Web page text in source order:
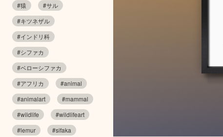
#猿
#サル
#キツネザル
#インドリ科
#シファカ
#ベローシファカ
#アフリカ
#animal
#animalart
#mammal
#wildlife
#wildlifeart
#lemur
#sifaka